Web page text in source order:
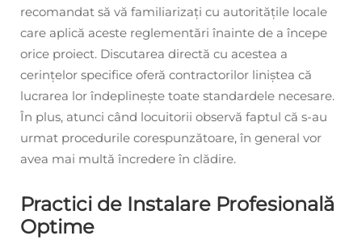
recomandat să vă familiarizați cu autoritățile locale
care aplică aceste reglementări înainte de a începe
orice proiect. Discutarea directă cu acestea a
cerințelor specifice oferă contractorilor liniștea că
lucrarea lor îndeplinește toate standardele necesare.
În plus, atunci când locuitorii observă faptul că s-au
urmat procedurile corespunzătoare, în general vor
avea mai multă încredere în clădire.
Practici de Instalare Profesională
Optime